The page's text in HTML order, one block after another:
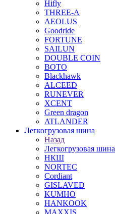
Hifly
THREE-A
AEOLUS
Goodride
FORTUNE
SAILUN
DOUBLE COIN
BOTO
Blackhawk
ALCEED
RUNEVER
XCENT
Green dragon
ATLANDER
Легкогрузовая шина
Назад
Легкогрузовая шина
НКШ
NORTEС
Cordiant
GISLAVED
KUMHO
HANKOOK
MAXXIS